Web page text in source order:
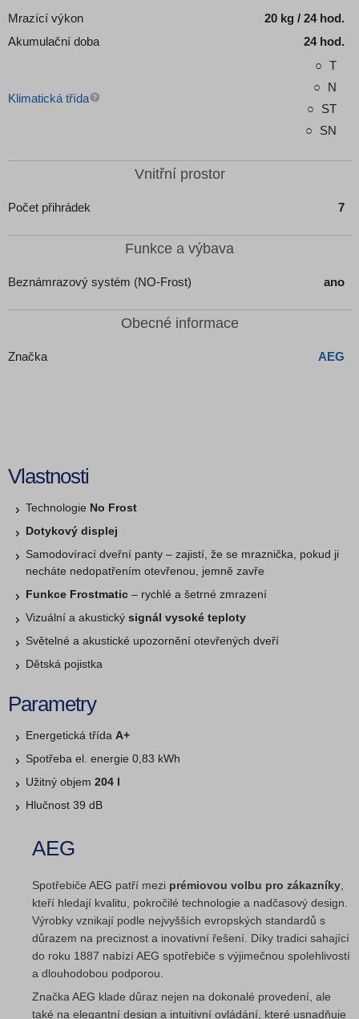
Mrazící výkon
20 kg / 24 hod.
Akumulační doba
24 hod.
Klimatická třída
T
N
ST
SN
Vnitřní prostor
Počet přihrádek 7
Funkce a výbava
Beznámrazový systém (NO-Frost) ano
Obecné informace
Značka AEG
Vlastnosti
Technologie No Frost
Dotykový displej
Samodovírací dveřní panty – zajistí, že se mraznička, pokud ji
necháte nedopatřením otevřenou, jemně zavře
Funkce Frostmatic – rychlé a šetrné zmrazení
Vizuální a akustický signál vysoké teploty
Světelné a akustické upozornění otevřených dveří
Dětská pojistka
Parametry
Energetická třída A+
Spotřeba el. energie 0,83 kWh
Užitný objem 204 l
Hlučnost 39 dB
AEG
Spotřebiče AEG patří mezi prémiovou volbu pro zákazníky
kteří hledají kvalitu, pokročilé technologie a nadčasový design.
Výrobky vznikají podle nejvyšších evropských standardů s
důrazem na preciznost a inovativní řešení. Díky tradici sahající
do roku 1887 nabízí AEG spotřebiče s výjimečnou spolehlivostí
a dlouhodobou podporou.
Značka AEG klade důraz nejen na dokonalé provedení, ale
také na elegantní design a intuitivní ovládání, které usnadňuje